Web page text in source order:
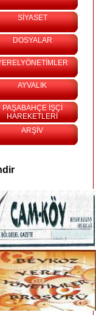
SİYASET
DOSYALAR
AYVALIK
PAŞABAHÇE İŞÇİ
HAREKETLERİ
ARŞİV